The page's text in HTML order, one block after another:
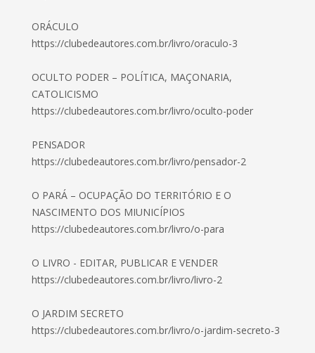
ORÁCULO
https://clubedeautores.com.br/livro/oraculo-3
OCULTO PODER – POLÍTICA, MAÇONARIA,
CATOLICISMO
https://clubedeautores.com.br/livro/oculto-poder
PENSADOR
https://clubedeautores.com.br/livro/pensador-2
O PARÁ – OCUPAÇÃO DO TERRITÓRIO E O
NASCIMENTO DOS MIUNICÍPIOS
https://clubedeautores.com.br/livro/o-para
O LIVRO - EDITAR, PUBLICAR E VENDER
https://clubedeautores.com.br/livro/livro-2
O JARDIM SECRETO
https://clubedeautores.com.br/livro/o-jardim-secreto-3